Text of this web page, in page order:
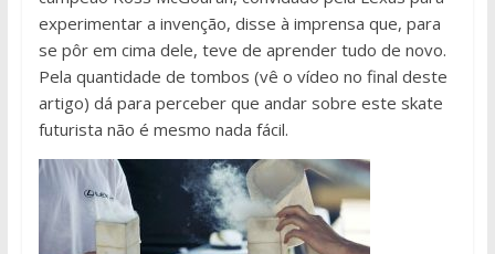
experimentar a invenção, disse à imprensa que, para
se pôr em cima dele, teve de aprender tudo de novo.
Pela quantidade de tombos (vê o vídeo no final deste
artigo) dá para perceber que andar sobre este skate
futurista não é mesmo nada fácil.